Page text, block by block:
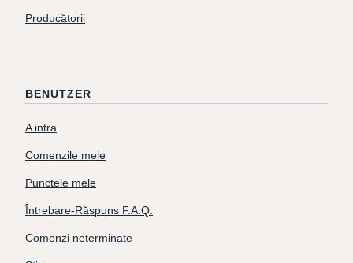
Producătorii
BENUTZER
A intra
Comenzile mele
Punctele mele
Întrebare-Răspuns F.A.Q.
Comenzi neterminate